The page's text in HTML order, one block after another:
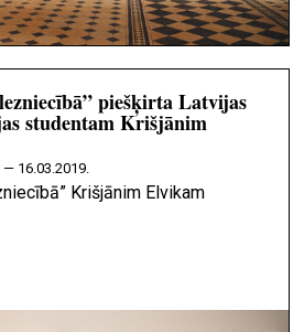
piešķirta Latvijas
studentam Krišjānim
16.03.2019.
Krišjānim Elvikam